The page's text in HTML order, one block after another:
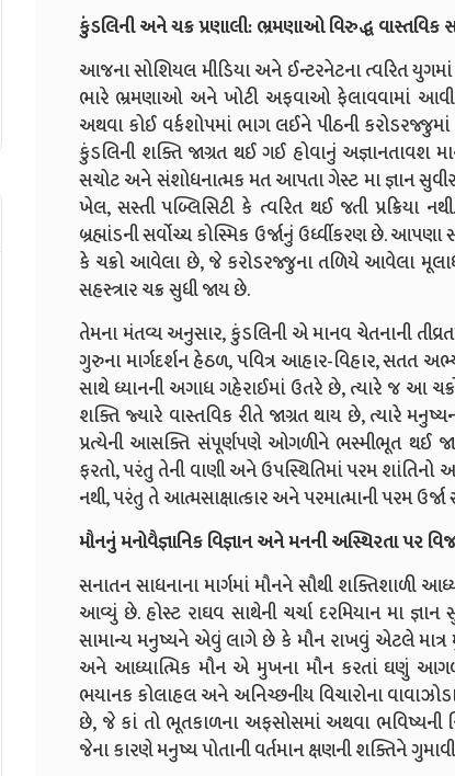
કુંડલિની અને ચક્ર પ્રણાલી: ભ્રમણાઓ વિરુદ્ધ વાસ્તવિક
આજના સોશિયલ મીડિયા અને ઈન્ટરનેટના ત્વરિત
ભારે ભ્રમણાઓ અને ખોટી અફવાઓ ફેલાવવામાં આવી
અથવા કોઈ વર્કશોપમાં ભાગ લઈને પીઠની કરોડરજ્જુમાં
કુંડલિની શક્તિ જાગ્રત થઈ ગઈ હોવાનું અજ્ઞાનતાવશ
સચોટ અને સંશોધનાત્મક મત આપતા ગેસ્ટ મા જ્ઞાન
ખેલ, સસ્તી પબ્લિસિટી કે ત્વરિત થઈ જતી પ્રક્રિયા
બ્રહ્માંડની સર્વોચ્ચ કોસ્મિક ઉર્જાનું ઉર્ધ્વીકરણ છે.
કે ચક્રો આવેલા છે, જે કરોડરજ્જુના તળિયે આવેલા
સહસ્ત્રાર ચક્ર સુધી જાય છે.
તેમના મંતવ્ય અનુસાર, કુંડલિની એ માનવ ચેતનાની
ગુરુના માર્ગદર્શન હેઠળ, પવિત્ર આહાર-વિહાર, સતત
સાથે ધ્યાનની અગાધ ગહેરાઈમાં ઉતરે છે, ત્યારે જ આ
શક્તિ જ્યારે વાસ્તવિક રીતે જાગ્રત થાય છે, ત્યારે
પ્રત્યેની આસક્તિ સંપૂર્ણપણે ઓગળીને ભસ્મીભૂત થઈ
ફરતો, પરંતુ તેની વાણી અને ઉપસ્થિતિમાં પરમ શાંતિનો
નથી, પરંતુ તે આત્મસાક્ષાત્કાર અને પરમાત્માની પરમ
મૌનનું મનોવૈજ્ઞાનિક વિજ્ઞાન અને મનની અસ્થિરતા પર
સનાતન સાધનાના માર્ગમાં મૌનને સૌથી શક્તિશાળી
આવ્યું છે. હોસ્ટ રાઘવ સાથેની ચર્ચા દરમિયાન મા
સામાન્ય મનુષ્યને એવું લાગે છે કે મૌન રાખવું એટલે માત્ર
અને આધ્યાત્મિક મૌન એ મુખના મૌન કરતાં ઘણું
ભયાનક કોલાહલ અને અનિચ્છનીય વિચારોના
છે, જે કાં તો ભૂતકાળના અફસોસમાં અથવા
જેના કારણે મનુષ્ય પોતાની વર્તમાન ક્ષણની શક્તિને